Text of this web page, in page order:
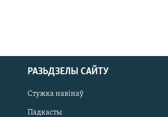
РАЗЬДЗЕЛЫ САЙТУ
Стужка навінаў
Падкасты